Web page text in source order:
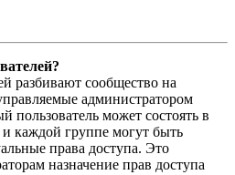
разбивают сообщество на
администратором
пользователь может состоять в
и каждой группе могут быть
права доступа. Это
назначение прав доступа